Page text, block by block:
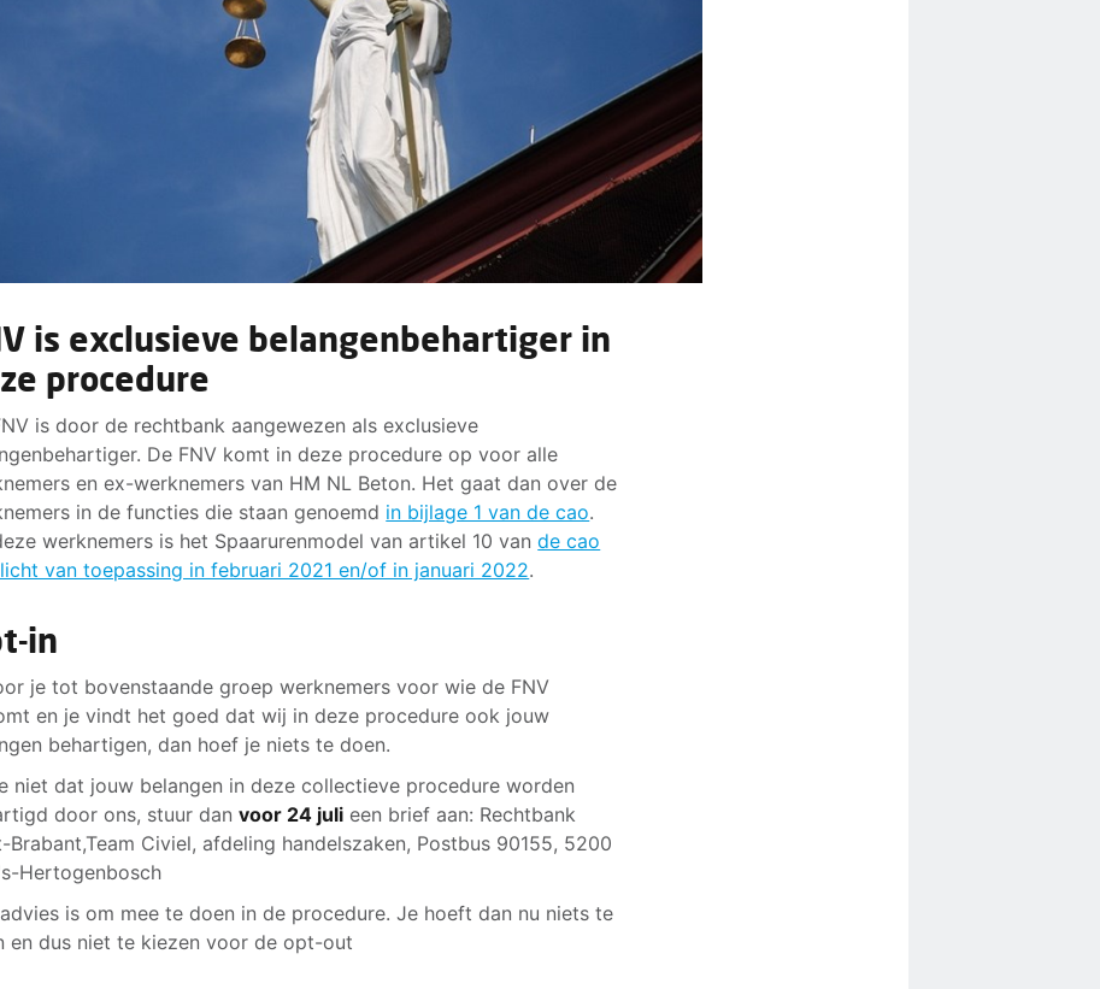
is exclusieve belangenbehartiger in
procedure
is door de rechtbank aangewezen als exclusieve
De FNV komt in deze procedure op voor alle
en ex-werknemers van HM NL Beton. Het gaat dan over de
in de functies die staan genoemd in bijlage 1 van de cao.
werknemers is het Spaarurenmodel van artikel 10 vande cao
van toepassing in februari 2021 en/of in januari 2022.
in
je tot bovenstaande groep werknemers voor wie de FNV
en je vindt het goed dat wij in deze procedure ook jouw
behartigen, dan hoef je niets te doen.
niet dat jouw belangen in deze collectieve procedure worden
door ons, stuur danvoor 24 juli een brief aan: Rechtbank
Brabant,Team Civiel, afdeling handelszaken, Postbus 90155, 5200
Hertogenbosch
is om mee te doen in de procedure. Je hoeft dan nu niets te
en dus niet te kiezen voor de opt-out